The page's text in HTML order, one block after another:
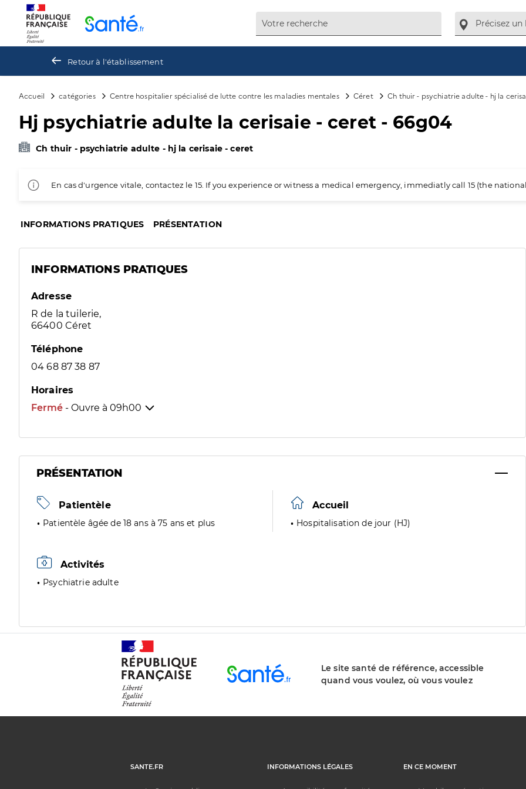
Retour à l'établissement
Accueil catégories Centre hospitalier spécialisé de lutte contre les maladies mentales Céret Ch thuir - psychiatrie adulte - hj la
Hj psychiatrie adulte la cerisaie - ceret - 66g04
Ch thuir - psychiatrie adulte - hj la cerisaie - ceret
En cas d'urgence vitale, contactez le 15. If you experience or witness a medical emergency, immediatly call 15 (the
INFORMATIONS PRATIQUES PRÉSENTATION
INFORMATIONS PRATIQUES
Adresse
R de la tuilerie,
66400 Céret
Téléphone
04 68 87 38 87
Horaires
Fermé - Ouvre à 09h00
PRÉSENTATION
Patientèle
Patientèle âgée de 18 ans à 75 ans et plus
Accueil
Hospitalisation de jour (HJ)
Activités
Psychiatrie adulte
Le site santé de référence, accessible
quand vous voulez, où vous voulez
SANTE.FR INFORMATIONS LÉGALES EN CE MOMENT
Panneau de gestion des cookies